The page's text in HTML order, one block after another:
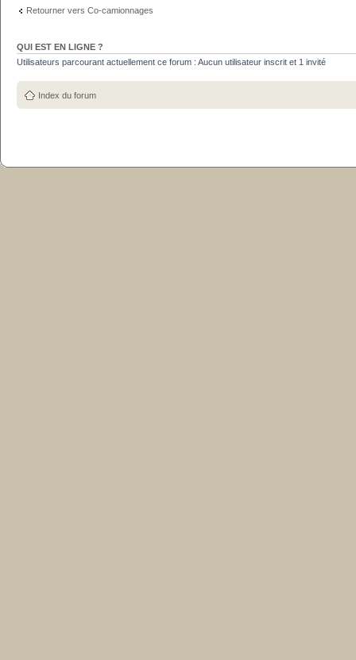
Retourner vers Co-camionnages
QUI EST EN LIGNE ?
Utilisateurs parcourant actuellement ce forum : Aucun utilisateur inscrit et 1 invité
Index du forum